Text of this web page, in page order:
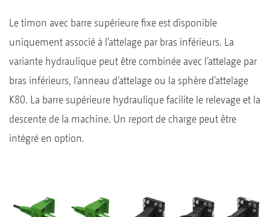
Le timon avec barre supérieure fixe est disponible
uniquement associé à l’attelage par bras inférieurs. La
variante hydraulique peut être combinée avec l’attelage par
bras inférieurs, l’anneau d’attelage ou la sphère d’attelage
K80. La barre supérieure hydraulique facilite le relevage et la
descente de la machine. Un report de charge peut être
intégré en option.